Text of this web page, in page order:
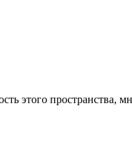
этого пространства,